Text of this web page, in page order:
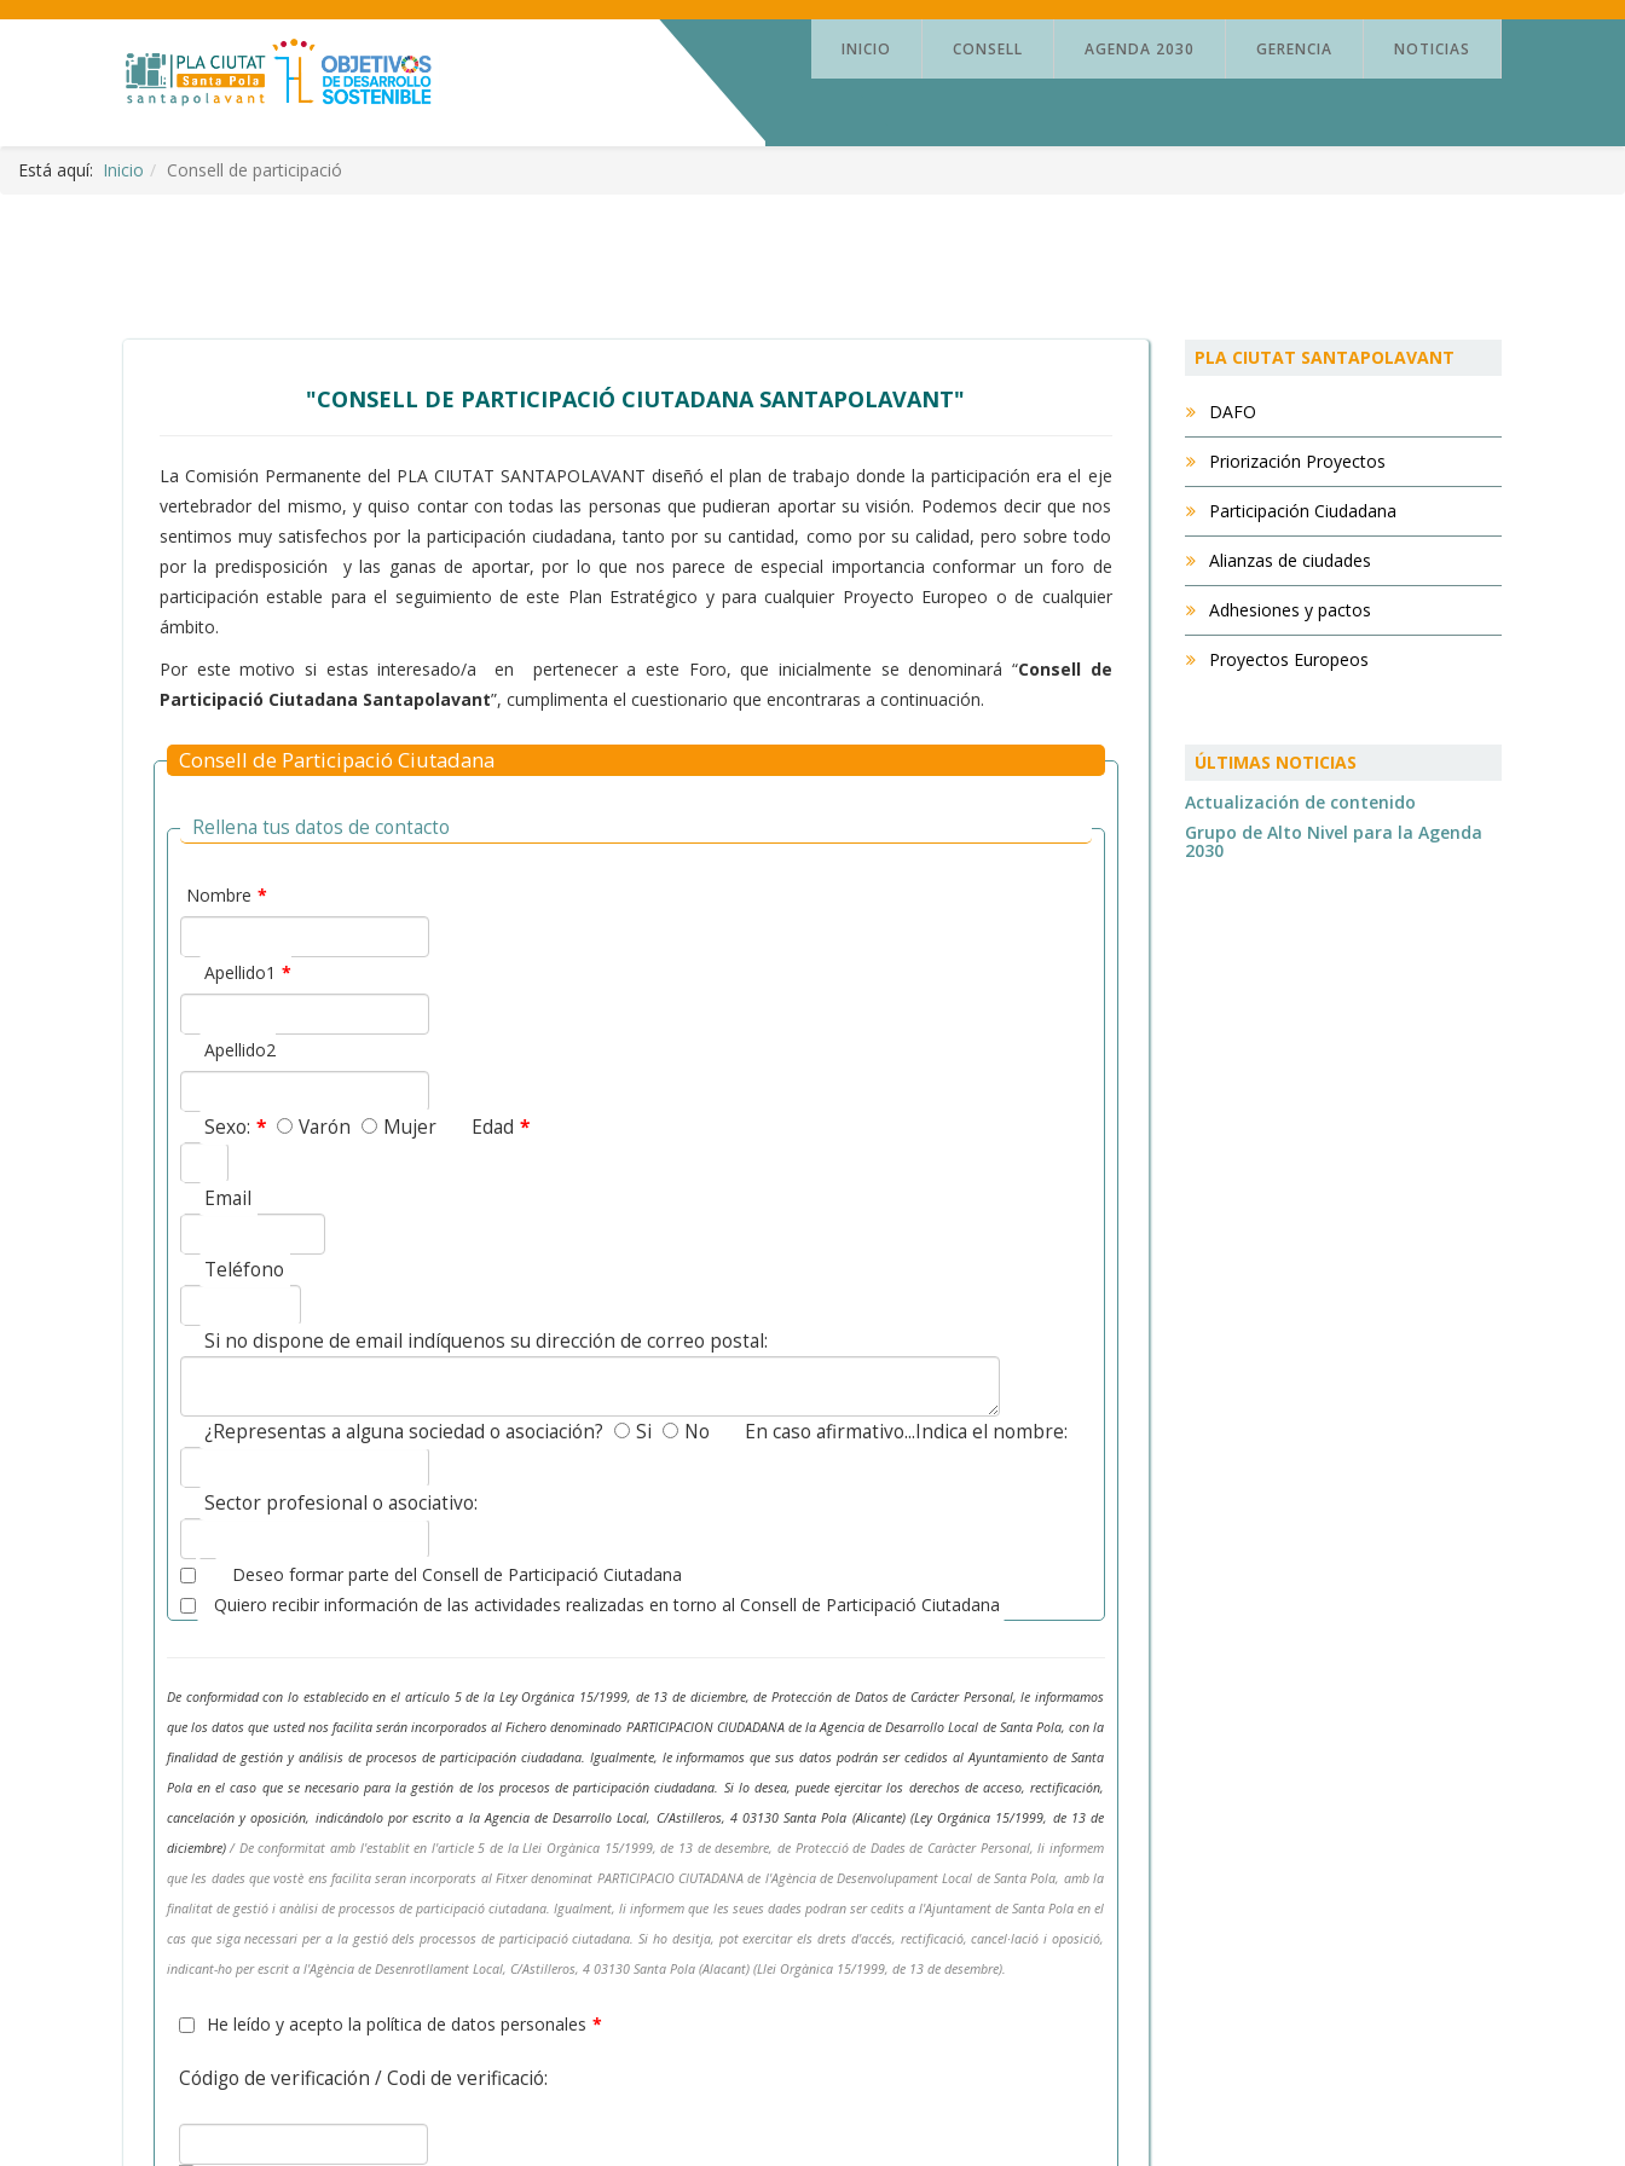
INICIO CONSELL AGENDA 2030 GERENCIA NOTICIAS
Está aquí: Inicio Consell de participació
"CONSELL DE PARTICIPACIÓ CIUTADANA SANTAPOLAVANT"
La Comisión Permanente del PLA CIUTAT SANTAPOLAVANT diseñó el plan de trabajo donde la participación era el eje
vertebrador del mismo, y quiso contar con todas las personas que pudieran aportar su visión. Podemos decir que nos
sentimos muy satisfechos por la participación ciudadana, tanto por su cantidad, como por su calidad, pero sobre todo
por la predisposición y las ganas de aportar, por lo que nos parece de especial importancia conformar un foro de
participación estable para el seguimiento de este Plan Estratégico y para cualquier Proyecto Europeo o de cualquier
ámbito.
Por este motivo si estas interesado/a en pertenecer a este Foro, que inicialmente se denominará “Consell de
Participació Ciutadana Santapolavant”, cumplimenta el cuestionario que encontraras a continuación.
Consell de Participació Ciutadana
Rellena tus datos de contacto
Nombre *
Apellido1 *
Apellido2
Sexo: * Varón Mujer Edad *
Email
Teléfono
Si no dispone de email indíquenos su dirección de correo postal:
¿Representas a alguna sociedad o asociación? Si No En caso afirmativo...Indica el nombre:
Sector profesional o asociativo:
Deseo formar parte del Consell de Participació Ciutadana
Quiero recibir información de las actividades realizadas en torno al Consell de Participació Ciutadana
De conformidad con lo establecido en el artículo 5 de la Ley Orgánica 15/1999, de 13 de diciembre, de Protección de Datos de Carácter Personal, le informamos
que los datos que usted nos facilita serán incorporados al Fichero denominado PARTICIPACION CIUDADANA de la Agencia de Desarrollo Local de Santa Pola, con la
finalidad de gestión y análisis de procesos de participación ciudadana. Igualmente, le informamos que sus datos podrán ser cedidos al Ayuntamiento de Santa
Pola en el caso que se necesario para la gestión de los procesos de participación ciudadana. Si lo desea, puede ejercitar los derechos de acceso, rectificación,
cancelación y oposición, indicándolo por escrito a la Agencia de Desarrollo Local, C/Astilleros, 4 03130 Santa Pola (Alicante) (Ley Orgánica 15/1999, de 13 de
diciembre)/ De conformitat amb l'establit en l'article 5 de la Llei Orgànica 15/1999, de 13 de desembre, de Protecció de Dades de Caràcter Personal, li informem
que les dades que vostè ens facilita seran incorporats al Fitxer denominat PARTICIPACIO CIUTADANA de l'Agència de Desenvolupament Local de Santa Pola, amb la
finalitat de gestió i anàlisi de processos de participació ciutadana. Igualment, li informem que les seues dades podran ser cedits a l'Ajuntament de Santa Pola en el
cas que siga necessari per a la gestió dels processos de participació ciutadana. Si ho desitja, pot exercitar els drets d'accés, rectificació, cancel·lació i oposició,
indicant-ho per escrit a l'Agència de Desenrotllament Local, C/Astilleros, 4 03130 Santa Pola (Alacant) (Llei Orgànica 15/1999, de 13 de desembre).
He leído y acepto la política de datos personales *
Código de verificación / Codi de verificació:
PLA CIUTAT SANTAPOLAVANT
DAFO
Priorización Proyectos
Participación Ciudadana
Alianzas de ciudades
Adhesiones y pactos
Proyectos Europeos
ÚLTIMAS NOTICIAS
Actualización de contenido
Grupo de Alto Nivel para la Agenda
2030